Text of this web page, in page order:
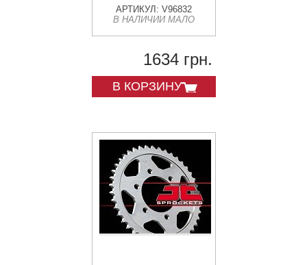
АРТИКУЛ: V96832
В НАЛИЧИИ МАЛО
1634 грн.
В КОРЗИНУ